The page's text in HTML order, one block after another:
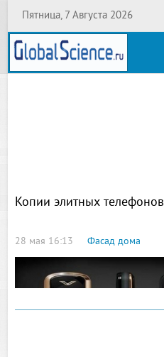
Пятница, 7 Августа 2026
Копии элитных телефонов
28 мая 16:13
Фасад дома